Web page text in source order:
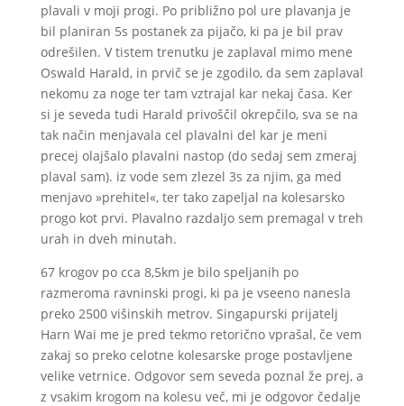
plavali v moji progi. Po približno pol ure plavanja je
bil planiran 5s postanek za pijačo, ki pa je bil prav
odrešilen. V tistem trenutku je zaplaval mimo mene
Oswald Harald, in prvič se je zgodilo, da sem zaplaval
nekomu za noge ter tam vztrajal kar nekaj časa. Ker
si je seveda tudi Harald privoščil okrepčilo, sva se na
tak način menjavala cel plavalni del kar je meni
precej olajšalo plavalni nastop (do sedaj sem zmeraj
plaval sam). iz vode sem zlezel 3s za njim, ga med
menjavo »prehitel«, ter tako zapeljal na kolesarsko
progo kot prvi. Plavalno razdaljo sem premagal v treh
urah in dveh minutah.
67 krogov po cca 8,5km je bilo speljanih po
razmeroma ravninski progi, ki pa je vseeno nanesla
preko 2500 višinskih metrov. Singapurski prijatelj
Harn Wai me je pred tekmo retorično vprašal, če vem
zakaj so preko celotne kolesarske proge postavljene
velike vetrnice. Odgovor sem seveda poznal že prej, a
z vsakim krogom na kolesu več, mi je odgovor čedalje